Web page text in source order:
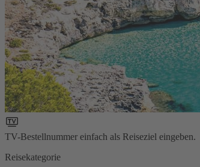
TV-Bestellnummer einfach als Reiseziel eingeben.
Reisekategorie